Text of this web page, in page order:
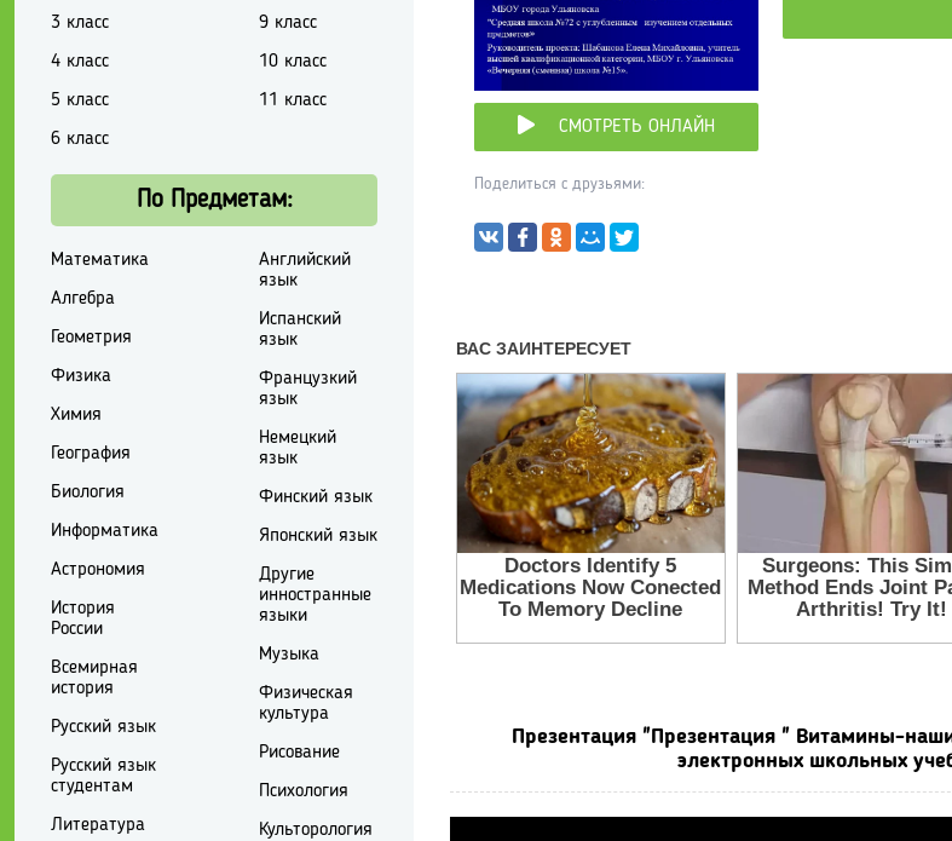
СМОТРЕТЬ ОНЛАЙН
Поделиться с друзьями:
Презентация "Презентация " Витамины-
электронных школьных
3 класс
4 класс
5 класс
6 класс
9 класс
10 класс
11 класс
По Предметам:
Математика
Алгебра
Геометрия
Физика
Химия
География
Биология
Информатика
Астрономия
История
России
Всемирная
история
Русский язык
Русский язык
студентам
Литература
Английский
язык
Испанский
язык
Французкий
язык
Немецкий
язык
Финский язык
Японский язык
Другие
инностранные
языки
Музыка
Физическая
культура
Рисование
Психология
Культорология